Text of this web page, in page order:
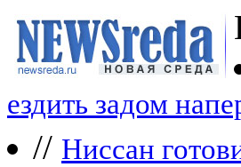
ездить задом
// Ниссан